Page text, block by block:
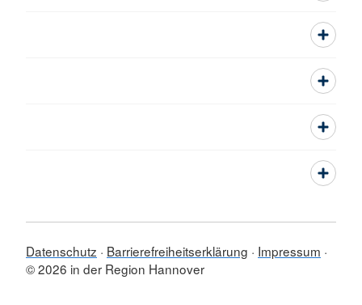
Datenschutz Barrierefreiheitserklärung
Impressum
© 2026 in der Region Hannover